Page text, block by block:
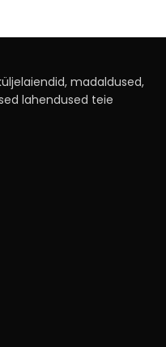
madaldused,
lahendused teie